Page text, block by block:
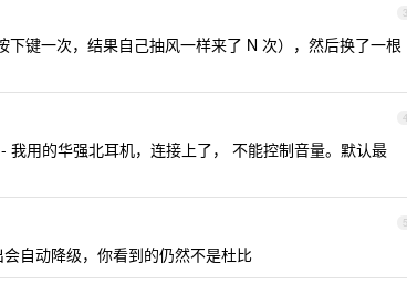
3
下键一次，结果自己抽风一样来了 N 次），然后换了一根
4
用的华强北耳机，连接上了， 不能控制音量。默认最
5
自动降级，你看到的仍然不是杜比